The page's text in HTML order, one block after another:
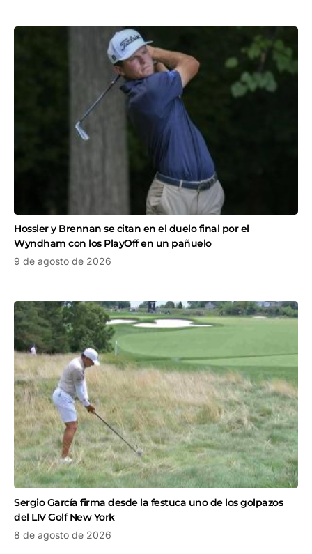
Hossler y Brennan se citan en el duelo final por el
Wyndham con los PlayOff en un pañuelo
9 de agosto de 2026
Sergio García firma desde la festuca uno de los golpazos
del LIV Golf New York
8 de agosto de 2026